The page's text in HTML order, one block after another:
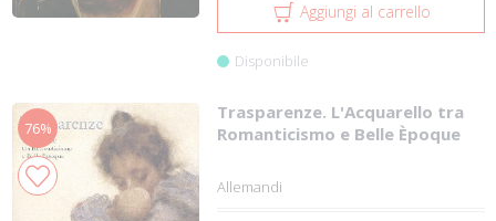
Aggiungi al carrello
Disponibile
76%
Trasparenze. L'Acquarello tra
Romanticismo e Belle Èpoque
Allemandi